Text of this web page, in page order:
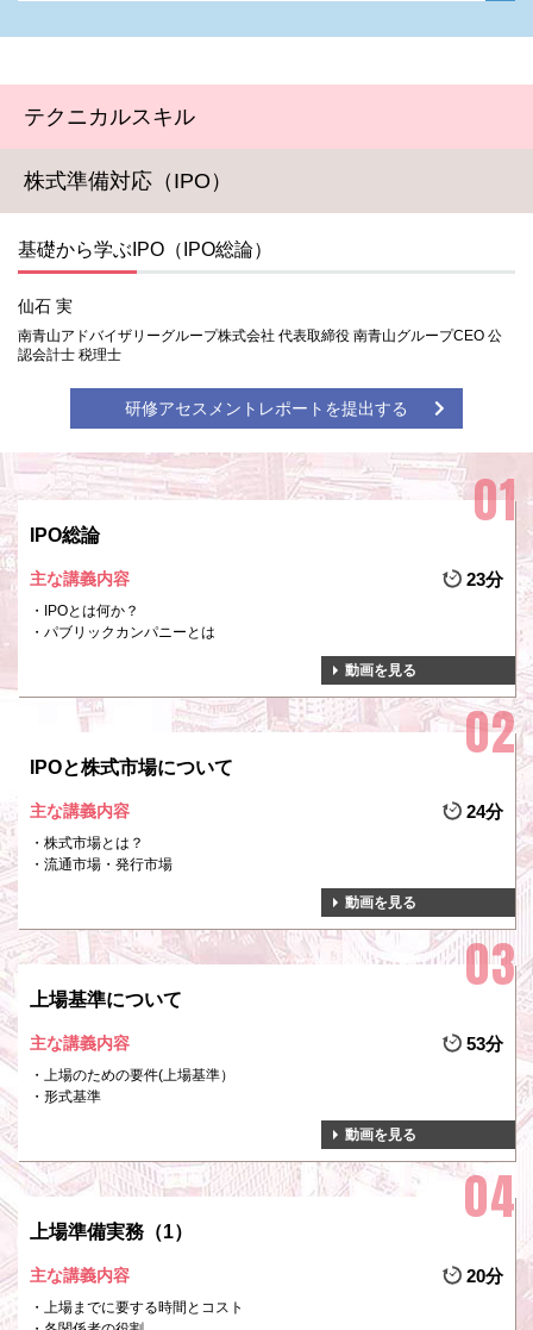
テクニカルスキル
株式準備対応（IPO）
基礎から学ぶIPO（IPO総論）
仙石 実
南青山アドバイザリーグループ株式会社 代表取締役 南青山グループCEO 公
認会計士 税理士
研修アセスメントレポートを提出する
IPO総論
主な講義内容 23分
IPOとは何か？
パブリックカンパニーとは
動画を見る
IPOと株式市場について
主な講義内容 24分
株式市場とは？
流通市場・発行市場
動画を見る
上場基準について
主な講義内容 53分
上場のための要件(上場基準）
形式基準
動画を見る
上場準備実務（1）
主な講義内容 20分
上場までに要する時間とコスト